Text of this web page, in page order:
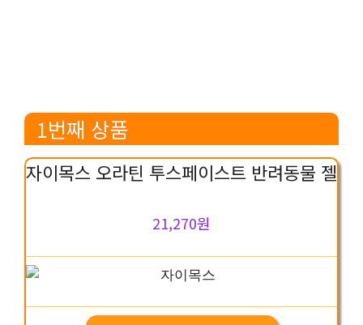
1번째 상품
자이목스 오라틴 투스페이스트 반려동물 젤
21,270원